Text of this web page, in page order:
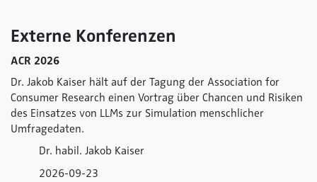
Externe Konferenzen
ACR 2026
Dr. Jakob Kaiser hält auf der Tagung der Association for
Consumer Research einen Vortrag über Chancen und Risiken
des Einsatzes von LLMs zur Simulation menschlicher
Umfragedaten.
Dr. habil. Jakob Kaiser
2026-09-23